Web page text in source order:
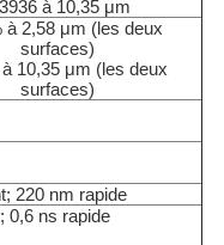
à 10,35 μm
à 2,58 μm (les deux
surfaces)
10,35 μm (les deux
surfaces)
220 nm rapide
0,6 ns rapide